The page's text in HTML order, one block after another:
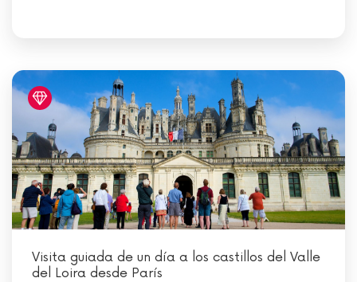
Visita guiada de un día a los castillos del Valle
del Loira desde París